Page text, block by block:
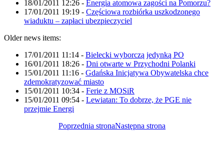
18/01/2011 12:26 - Energia atomowa zagości na Pomorzu?
17/01/2011 19:19 - Częściowa rozbiórka uszkodzonego
wiaduktu – zapłaci ubezpieczyciel
Older news items:
17/01/2011 11:14 - Bielecki wyborczą jedynką PO
16/01/2011 18:26 - Dni otwarte w Przychodni Polanki
15/01/2011 11:16 - Gdańska Inicjatywa Obywatelska chce
zdemokratyzować miasto
15/01/2011 10:34 - Ferie z MOSiR
15/01/2011 09:54 - Lewiatan: To dobrze, że PGE nie
przejmie Energi
Poprzednia stronaNastępna strona